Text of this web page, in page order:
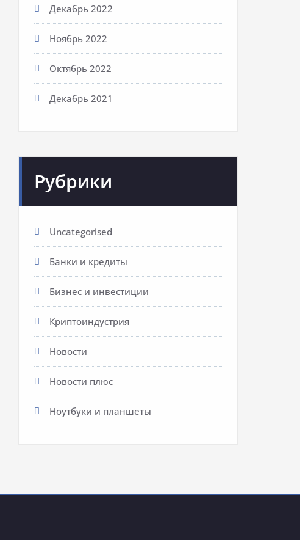
Декабрь 2022
Ноябрь 2022
Октябрь 2022
Декабрь 2021
Рубрики
Uncategorised
Банки и кредиты
Бизнес и инвестиции
Криптоиндустрия
Новости
Новости плюс
Ноутбуки и планшеты